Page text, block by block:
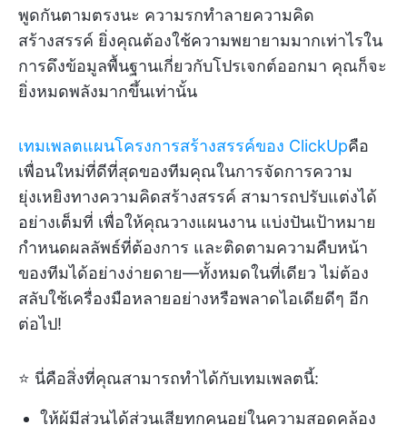
พูดกันตามตรงนะ ความรกทำลายความคิด
สร้างสรรค์ ยิ่งคุณต้องใช้ความพยายามมากเท่าไรใน
การดึงข้อมูลพื้นฐานเกี่ยวกับโปรเจกต์ออกมา คุณก็จะ
ยิ่งหมดพลังมากขึ้นเท่านั้น
เทมเพลตแผนโครงการสร้างสรรค์ของ ClickUpคือ
เพื่อนใหม่ที่ดีที่สุดของทีมคุณในการจัดการความ
ยุ่งเหยิงทางความคิดสร้างสรรค์ สามารถปรับแต่งได้
อย่างเต็มที่ เพื่อให้คุณวางแผนงาน แบ่งปันเป้าหมาย
กำหนดผลลัพธ์ที่ต้องการ และติดตามความคืบหน้า
ของทีมได้อย่างง่ายดาย—ทั้งหมดในที่เดียว ไม่ต้อง
สลับใช้เครื่องมือหลายอย่างหรือพลาดไอเดียดีๆ อีก
ต่อไป!
⭐ นี่คือสิ่งที่คุณสามารถทำได้กับเทมเพลตนี้:
ให้ผู้มีส่วนได้ส่วนเสียทุกคนอยู่ในความสอดคล้อง